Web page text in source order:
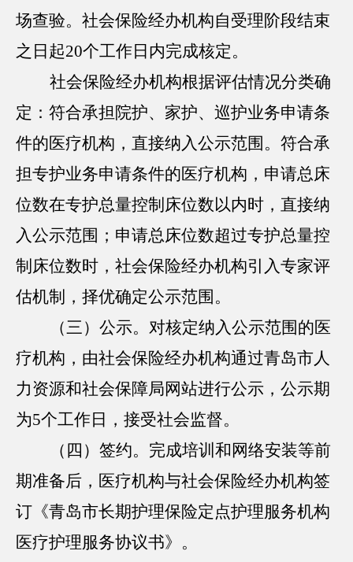
场查验。社会保险经办机构自受理阶段结束
之日起20个工作日内完成核定。
社会保险经办机构根据评估情况分类确
定：符合承担院护、家护、巡护业务申请条
件的医疗机构，直接纳入公示范围。符合承
担专护业务申请条件的医疗机构，申请总床
位数在专护总量控制床位数以内时，直接纳
入公示范围；申请总床位数超过专护总量控
制床位数时，社会保险经办机构引入专家评
估机制，择优确定公示范围。
（三）公示。对核定纳入公示范围的医
疗机构，由社会保险经办机构通过青岛市人
力资源和社会保障局网站进行公示，公示期
为5个工作日，接受社会监督。
（四）签约。完成培训和网络安装等前
期准备后，医疗机构与社会保险经办机构签
订《青岛市长期护理保险定点护理服务机构
医疗护理服务协议书》。